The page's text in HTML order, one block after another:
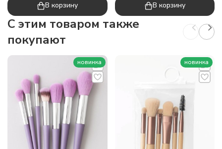
В корзину В корзину
C этим товаром также
покупают
новинка новинка